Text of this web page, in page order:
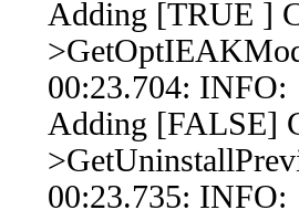
Adding [TRUE ]
00:23.704:
Adding [FALSE]
00:23.735: